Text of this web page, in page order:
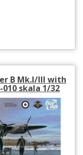
B Mk.I/III with
skala 1/32